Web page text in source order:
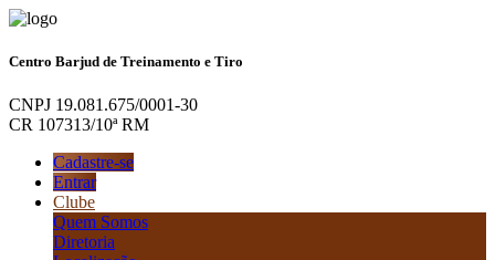
Centro Barjud de Treinamento e Tiro
CNPJ 19.081.675/0001-30
CR 107313/10ª RM
Cadastre-se
Entrar
Clube
Quem Somos
Diretoria